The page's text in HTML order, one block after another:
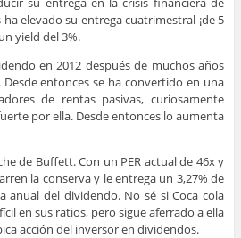
elevado su entrega cuatrimestral ¡de 5
yield del 3%.
en 2012 después de muchos años
entonces se ha convertido en una
de rentas pasivas, curiosamente
por ella. Desde entonces lo aumenta
de Buffett. Con un PER actual de 46x y
la conserva y le entrega un 3,27% de
anual del dividendo. No sé si Coca cola
en sus ratios, pero sigue aferrado a ella
acción del inversor en dividendos.